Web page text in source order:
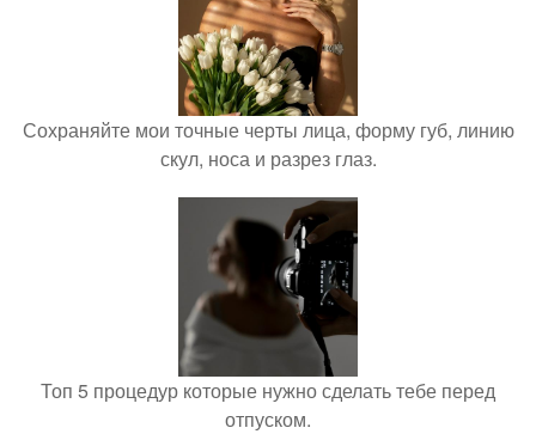
Сохраняйте мои точные черты лица, форму губ, линию
скул, носа и разрез глаз.
Топ 5 процедур которые нужно сделать тебе перед
отпуском.